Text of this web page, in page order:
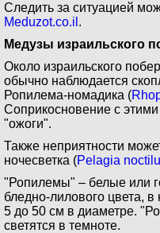
Следить за ситуацией
Meduzot.co.il .
Медузы израильского
Около израильского
обычно наблюдается
Ропилема-номадика (
Соприкосновение с
"ожоги".
Также неприятности
ночесветка (Pelagia
"Ропилемы" – белые или
бледно-лилового цвета, в
5 до 50 см в диаметре.
светятся в темноте.